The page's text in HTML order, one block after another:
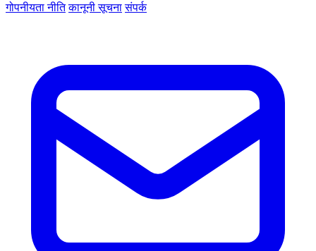
गोपनीयता नीति कानूनी सूचना संपर्क